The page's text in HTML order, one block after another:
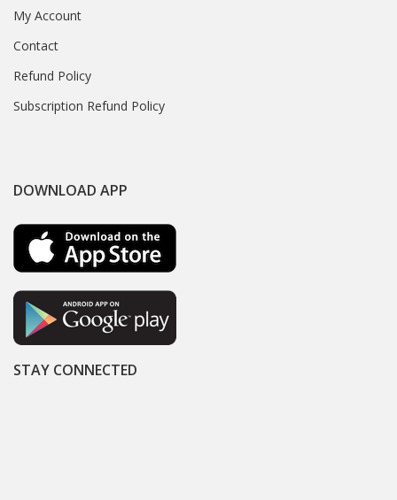
My Account
Contact
Refund Policy
Subscription Refund Policy
DOWNLOAD APP
STAY CONNECTED